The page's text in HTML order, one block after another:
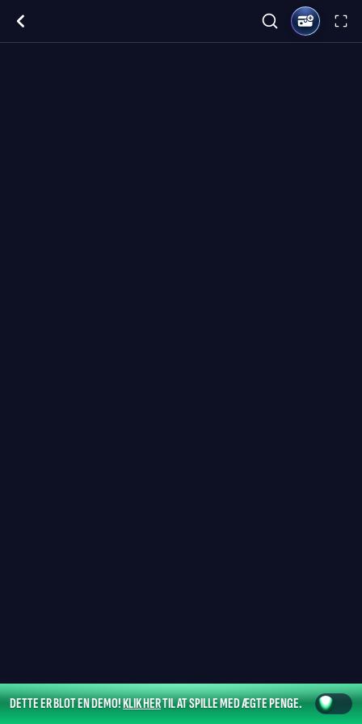
DETTE ER BLOT EN DEMO!KLIK HERTIL AT SPILLE MED ÆGTE PENGE.